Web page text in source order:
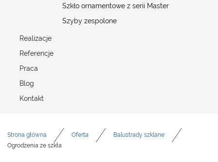
Szkło ornamentowe z serii Master
Szyby zespolone
Realizacje
Referencje
Praca
Blog
Kontakt
Strona główna Oferta
Balustrady szklane
Ogrodzenia ze szkła